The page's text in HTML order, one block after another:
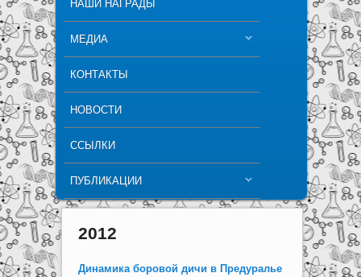
НАШИ НАГРАДЫ
МЕДИА
КОНТАКТЫ
НОВОСТИ
ССЫЛКИ
ПУБЛИКАЦИИ
2012
Динамика боровой дичи в Предуралье